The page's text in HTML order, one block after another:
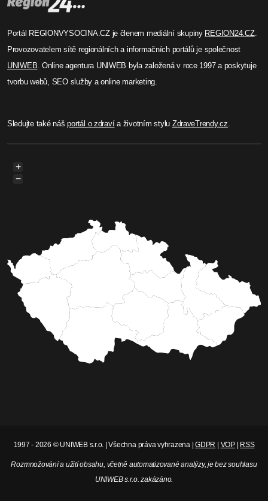
Portál REGIONVYSOCINA.CZ je členem mediální skupiny REGION24.CZ.
Provozovatelem sítě regionálních a informačních portálů je společnost
UNIWEB. Online agentura UNIWEB byla založená v roce 1997 a poskytuje
tvorbu webů, SEO služby a online marketing.
Sledujte také nášportál o zdravía životním stylu ZdraveTrendy.cz.
+
−
1997 - 2026 © UNIWEB s.r.o. | Všechna práva vyhrazena |GDPR VOP| RSS
Rozmnožování a užití obsahu, včetně automatizované analýzy, je bez souhlasu
UNIWEB s.r.o. zakázáno.